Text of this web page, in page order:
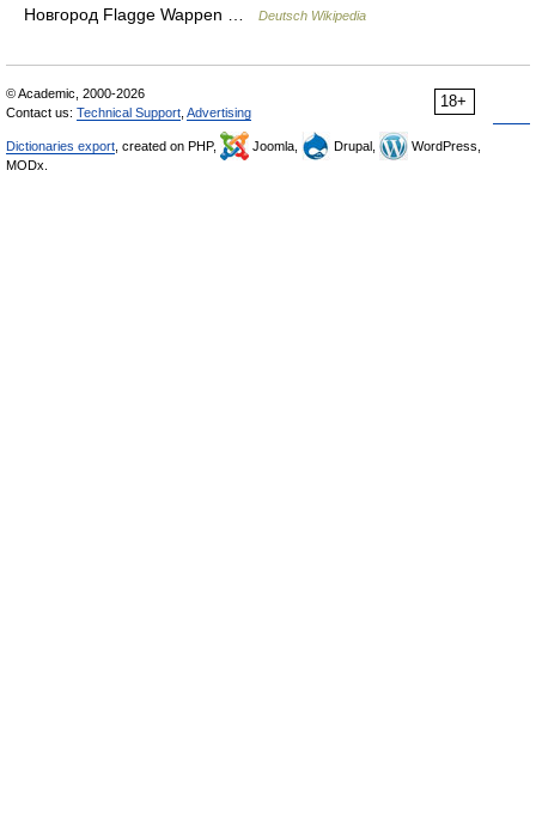
Новгород Flagge Wappen …
Deutsch Wikipedia
18+
© Academic, 2000-2026
Contact us: Technical Support Advertising
Dictionaries export , created on PHP, Joomla, Drupal,
WordPress,
MODx.